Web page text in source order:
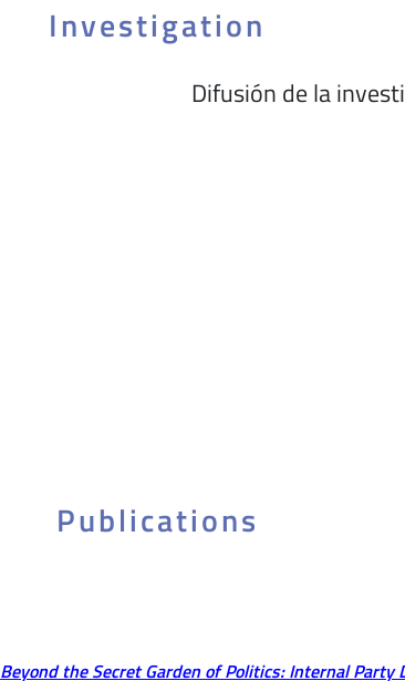
Investigation
Difusión de la
Publications
Beyond the Secret Garden of Politics: Internal Party